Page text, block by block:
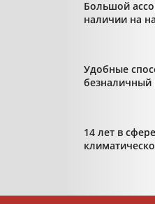
Большой
наличии на
Удобные
безналичный
14 лет в